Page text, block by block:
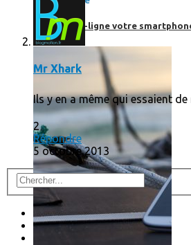
Même hors-ligne votre
Mr Xhark
Ils y en a même qui essaient
2
Répondre
5 octobre 2013